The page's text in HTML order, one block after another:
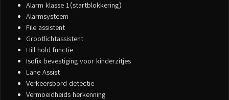
Alarm klasse 1(startblokkering)
Alarmsysteem
File assistent
Grootlichtassistent
Hill hold functie
Isofix bevestiging voor kinderzitjes
Lane Assist
Verkeersbord detectie
Vermoeidheids herkenning